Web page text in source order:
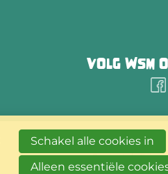
VolgWSM
Contact
Schakel alle cookies in
Alleen essentiële